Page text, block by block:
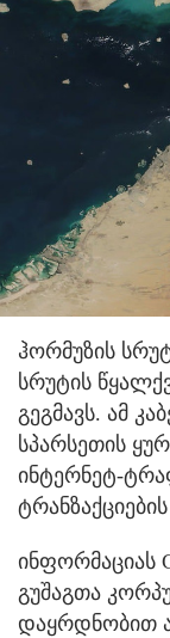
ჰორმუზის
სრუტის
გეგმავს. ამ
სპარსეთის
ინტერნეტ-
ინფორმაციას
გუშაგთა
დაყრდნობით